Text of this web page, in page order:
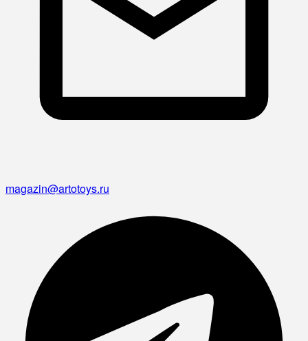
magazin@artotoys.ru